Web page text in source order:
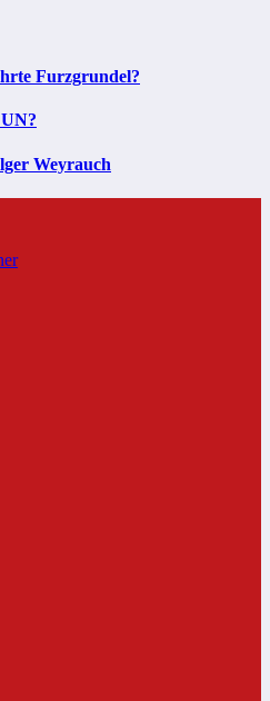
Furzgrundel?
Weyrauch